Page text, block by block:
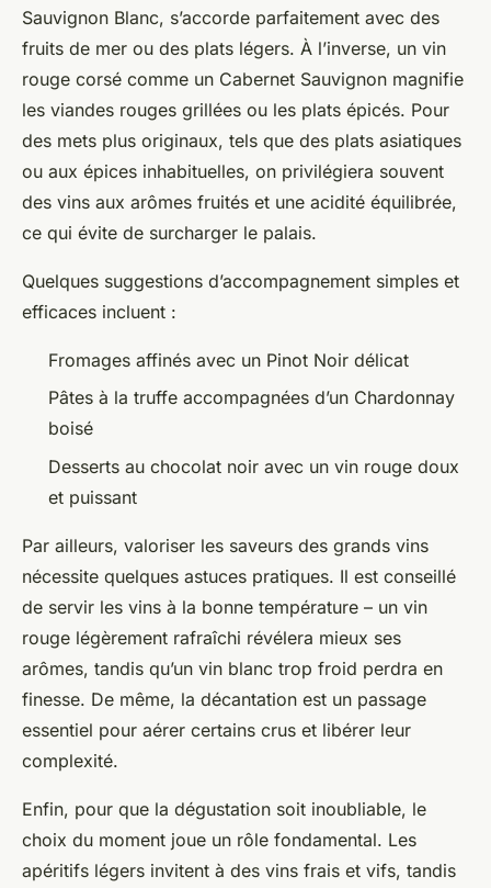
Sauvignon Blanc, s’accorde parfaitement avec des
fruits de mer ou des plats légers. À l’inverse, un vin
rouge corsé comme un Cabernet Sauvignon magnifie
les viandes rouges grillées ou les plats épicés. Pour
des mets plus originaux, tels que des plats asiatiques
ou aux épices inhabituelles, on privilégiera souvent
des vins aux arômes fruités et une acidité équilibrée,
ce qui évite de surcharger le palais.
Quelques suggestions d’accompagnement simples et
efficaces incluent :
Fromages affinés avec un Pinot Noir délicat
Pâtes à la truffe accompagnées d’un Chardonnay
boisé
Desserts au chocolat noir avec un vin rouge doux
et puissant
Par ailleurs, valoriser les saveurs des grands vins
nécessite quelques astuces pratiques. Il est conseillé
de servir les vins à la bonne température – un vin
rouge légèrement rafraîchi révélera mieux ses
arômes, tandis qu’un vin blanc trop froid perdra en
finesse. De même, la décantation est un passage
essentiel pour aérer certains crus et libérer leur
complexité.
Enfin, pour que la dégustation soit inoubliable, le
choix du moment joue un rôle fondamental. Les
apéritifs légers invitent à des vins frais et vifs, tandis